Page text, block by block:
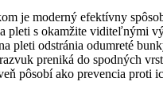
je moderný efektívny
pleti s okamžite viditeľnými
pleti odstránia odumreté
preniká do spodných
pôsobí ako prevencia proti